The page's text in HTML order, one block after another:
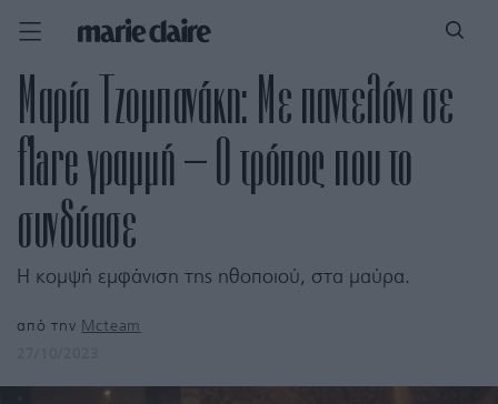
Μαρία Τζομπανάκη: Με παντελόνι σε
flare γραμμή – Ο τρόπος που το
συνδύασε
Η κομψή εμφάνιση της ηθοποιού, στα μαύρα.
από την Mcteam